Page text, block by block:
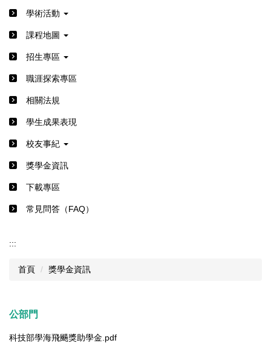
學術活動
課程地圖
招生專區
職涯探索專區
相關法規
學生成果表現
校友事紀
獎學金資訊
下載專區
常見問答（FAQ）
:::
首頁 獎學金資訊
公部門
科技部學海飛颺獎助學金.pdf